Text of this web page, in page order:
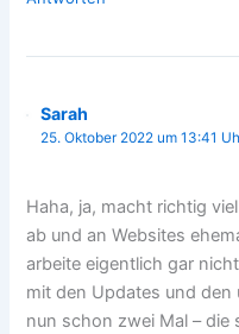
Sarah
25. Oktober 2022 um 13:41
Haha, ja, macht richtig
ab und an Websites
arbeite eigentlich gar
mit den Updates und
nun schon zwei Mal – die